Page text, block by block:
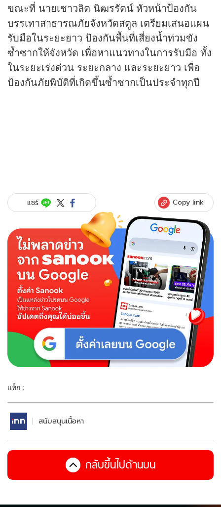
ขณะที่ นายเชาวลิต นิฒรรัตน์ หัวหน้าป้องกัน
บรรเทาสาธารณภัยจังหวัดสตูล เตรียมเสนอแผน
รับมือในระยะยาว ป้องกันพื้นที่เสี่ยงน้ำท่วมขัง
ซ้ำซากให้จังหวัด เพื่อหาแนวทางในการรับมือ ทั้ง
ในระยะเร่งด่วน ระยะกลาง และระยะยาว เพื่อ
ป้องกันภัยพิบัติที่เกิดขึ้นซ้ำซากเป็นประจำทุกปี
แชร์ Copy link
แท็ก :
สนับสนุนเนื้อหา
กลับขึ้นไปด้านบน